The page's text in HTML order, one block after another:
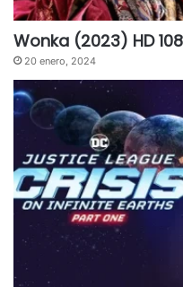
Wonka (2023) HD
20 enero, 2024